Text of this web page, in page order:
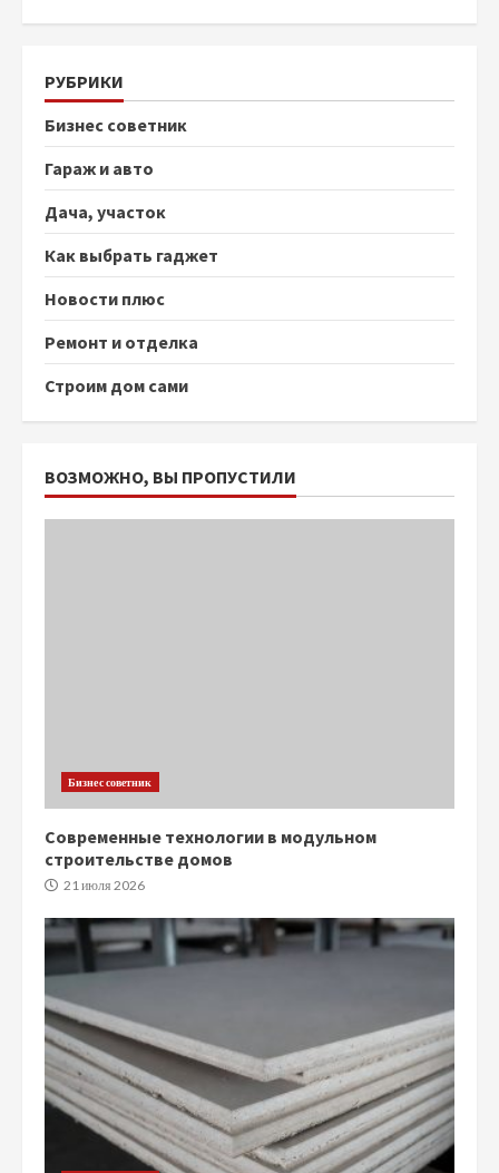
РУБРИКИ
Бизнес советник
Гараж и авто
Дача, участок
Как выбрать гаджет
Новости плюс
Ремонт и отделка
Строим дом сами
ВОЗМОЖНО, ВЫ ПРОПУСТИЛИ
Бизнес советник
Современные технологии в модульном
строительстве домов
21 июля 2026